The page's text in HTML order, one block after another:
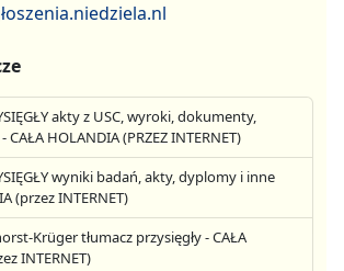
akty z USC, wyroki, dokumenty,
HOLANDIA (PRZEZ INTERNET)
wyniki badań, akty, dyplomy i inne
(przez INTERNET)
Krüger tłumacz przysięgły - CAŁA
INTERNET)